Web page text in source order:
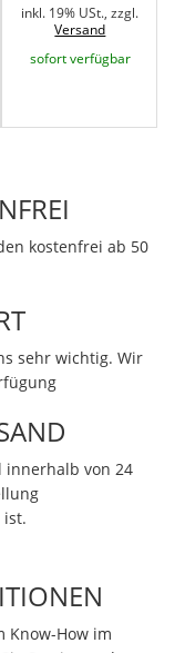
inkl. 19% USt., zzgl.
Versand
sofort verfügbar
kostenfrei ab 50
sehr wichtig. Wir
innerhalb von 24
ist.
Know-How im